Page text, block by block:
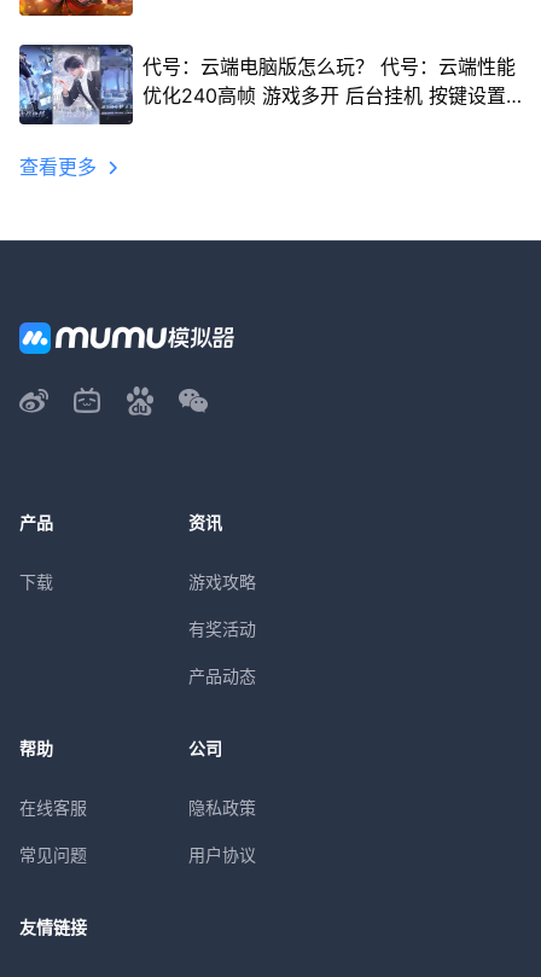
代号：云端电脑版怎么玩？ 代号：云端性能
优化240高帧 游戏多开 后台挂机 按键设置
查看更多
产品
下载
资讯
游戏攻略
有奖活动
产品动态
帮助
在线客服
常见问题
公司
隐私政策
用户协议
友情链接